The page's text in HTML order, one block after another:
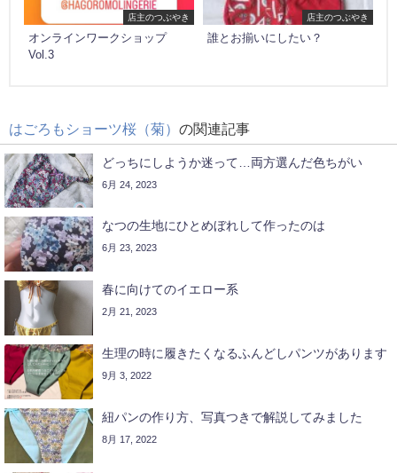
店主のつぶやき
オンラインワークショップ
Vol.3
店主のつぶやき
誰とお揃いにしたい？
はごろもショーツ桜（菊） の関連記事
どっちにしようか迷って…両方選んだ色ちがい
6月 24, 2023
なつの生地にひとめぼれして作ったのは
6月 23, 2023
春に向けてのイエロー系
2月 21, 2023
生理の時に履きたくなるふんどしパンツがあります
9月 3, 2022
紐パンの作り方、写真つきで解説してみました
8月 17, 2022